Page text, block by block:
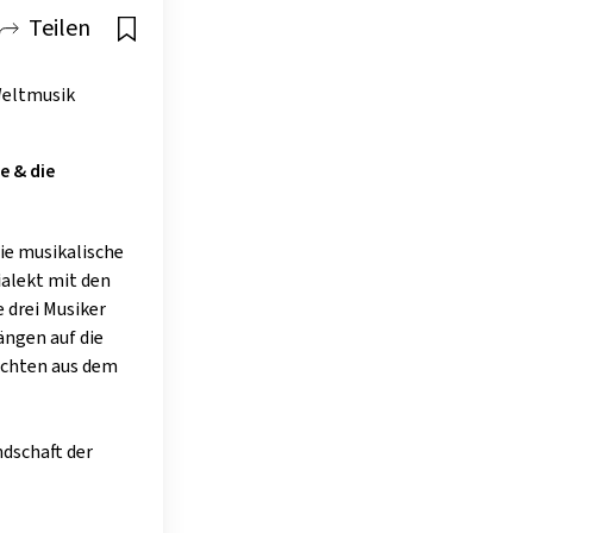
Teilen
& die
musikalische
mit den
drei Musiker
auf die
aus dem
der